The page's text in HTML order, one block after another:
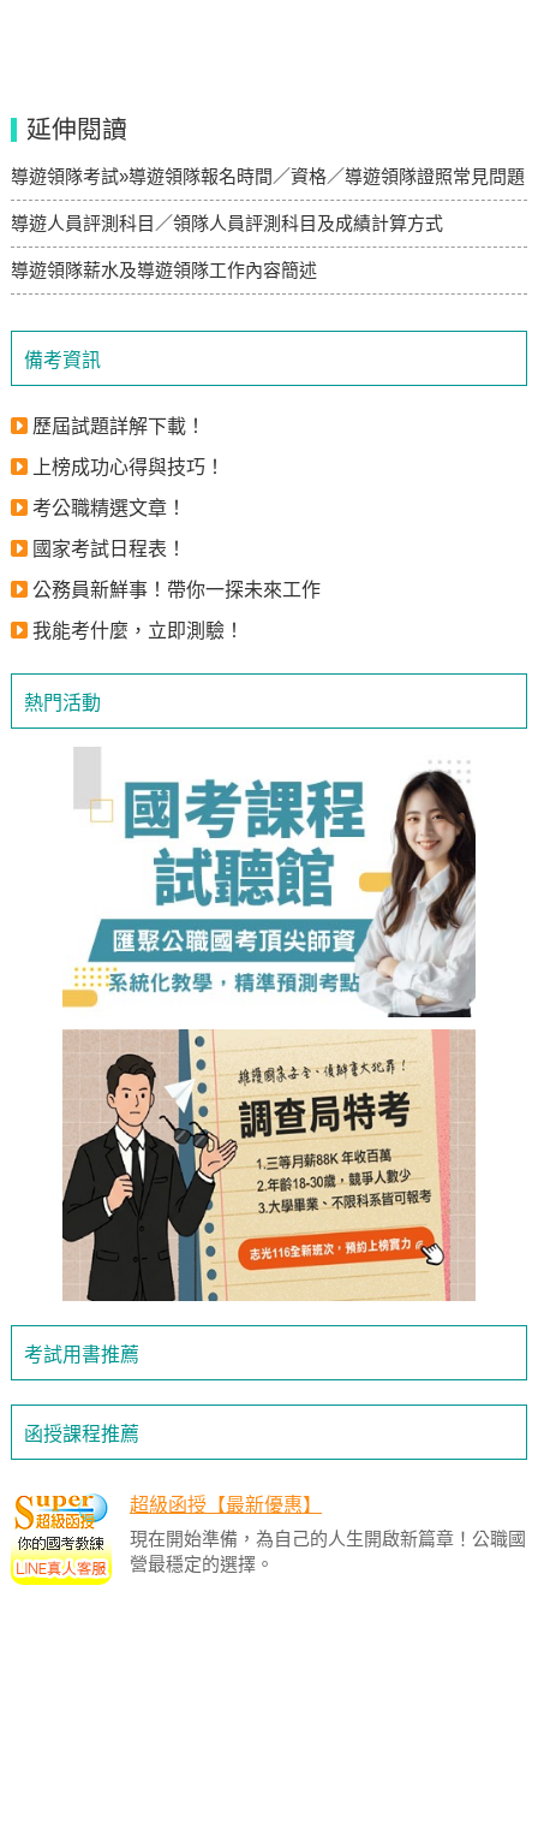
備考資訊
歷屆試題詳解下載！
上榜成功心得與技巧！
考公職精選文章！
國家考試日程表！
公務員新鮮事！帶你一探未來工作
我能考什麼，立即測驗！
熱門活動
考試用書推薦
函授課程推薦
超級函授【最新優惠】
現在開始準備，為自己的人生開啟新篇章！公職國
營最穩定的選擇。
延伸閱讀
導遊領隊考試»導遊領隊報名時間／資格／導遊領隊證照常見問題
導遊人員評測科目／領隊人員評測科目及成績計算方式
導遊領隊薪水及導遊領隊工作內容簡述